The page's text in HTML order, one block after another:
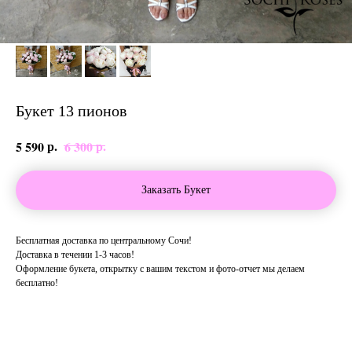
Букет 13 пионов
5 590р. 6 300р.
Заказать Букет
Бесплатная доставка по центральному Сочи!
Доставка в течении 1-3 часов!
Оформление букета, открытку с вашим текстом и фото-отчет мы делаем
бесплатно!